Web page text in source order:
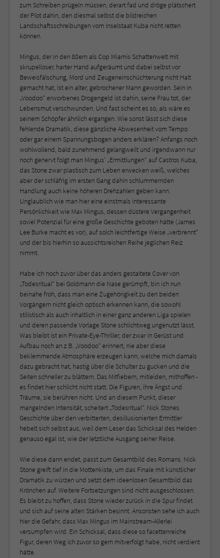
zum Schreiben prügeln müssen, derart fad und dröge plätschert
der Plot dahin, den diesmal selbst die bildreichen
Landschaftsschreibungen vom Inselstaat Kuba nicht retten
können.
Mingus, der in den 80ern als Cop Miamis Schattenwelt mit
skrupelloser, harter Hand aufgeräumt und dabei selbst vor
Beweisfälschung, Mord und Zeugeneinschüchterung nicht Halt
gemacht hat, ist ein alter, gebrochener Mann geworden. Sein in
„Voodoo“ erworbenes Drogengeld ist dahin, seine Frau tot, der
Lebensmut verschwunden. Und fast scheint es so, als wäre es
seinem Schöpfer ähnlich ergangen. Wie sonst lässt sich diese
fehlende Dramatik, diese gänzliche Abwesenheit vom Tempo
oder gar einem Spannungsbogen anders erklären? Anfangs noch
wohlwollend, bald zunehmend gelangweilt und irgendwann nur
noch genervt folgt man Mingus' „Ermittlungen“ auf Castros Kuba,
das Stone zwar plastisch zum Leben erwecken weiß, welches
aber der schläfrig im ersten Gang dahin schlummernden
Handlung auch keine höheren Drehzahlen geben kann.
Unglaublich wie man hier eine einstmals interessante
Persönlichkeit wie Max Mingus, dessen düstere Vergangenheit
soviel Potenzial für eine große Geschichte geboten hätte (James
Lee Burke macht es vor), auf solch leichtfertige Weise „verbrennt“
und der bis hierhin so aussichtsreichen Reihe jeglichen Reiz
nimmt.
Habe ich noch zuvor über das anders gestaltete Cover von
„Todesritual“ bei Goldmann die Nase gerümpft, bin ich nun
beinahe froh, dass man eine Zugehörigkeit zu den beiden
Vorgängern nicht gleich optisch erkennen kann, die sowohl
stilistisch als auch inhaltlich in einer ganz anderen Liga spielen
und deren passende Vorlage Stone schlichtweg ungenutzt lässt.
Was bleibt ist ein Private-Eye-Thriller, der zwar in Gerüst und
Aufbau noch an z.B. „Voodoo“ erinnert, nie aber diese
beklemmende Atmosphäre erzeugen kann, welche mich damals
dazu gebracht hat, hastig über die Schulter zu gucken und die
Seiten schneller zu blättern. Das Mitfiebern, mitleiden, mithoffen -
es findet hier schlicht nicht statt. Die Figuren, ihre Ängst und
Träume, sie berühren nicht. Und an diesem Punkt, dieser
mangelnden Intensität, scheitert „Todesritual“. Nick Stones
Geschichte über den verbitterten, desillusionierten Ermittler
hebelt sich selbst aus, weil dem Leser das Schicksal des Helden
genauso egal ist, wie der letztliche Ausgang seiner Reise.
Wie diese dann endet, passt zum Gesamtbild des Romans. Nick
Stone greift tief in die Mottenkiste, um das Finale mit künstlicher
Dramatik zu würzen und setzt dem ideenlosen Gesamtbild das
Krönchen auf. Weitere Fortsetzungen sind nicht ausgeschlossen.
Es bleibt zu hoffen, dass Stone wieder zurück in die Spur findet
und sich auf seine alten Stärken besinnt. Ansonsten sehe ich auch
hier die Gefahr, dass Max Mingus im Mainstream-Allerlei
versumpfen wird. Ein Schicksal, dass diese so facettenreiche
Figur, deren Weg ich zuvor so gern mitverfolgt habe, nicht verdient
hätte.